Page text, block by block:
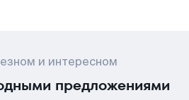
и интересном
предложениями